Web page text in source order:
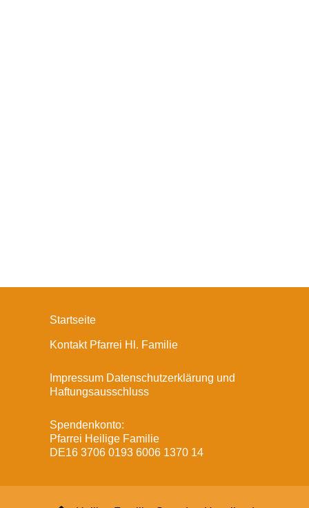
Startseite
Kontakt Pfarrei Hl. Familie
Impressum Datenschutzerklärung und
Haftungsausschluss
Spendenkonto:
Pfarrei Heilige Familie
DE16 3706 0193 6006 1370 14